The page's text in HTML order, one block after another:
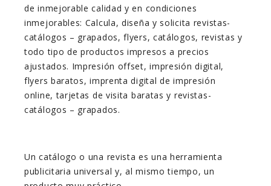
de inmejorable calidad y en condiciones
inmejorables: Calcula, diseña y solicita revistas-
catálogos – grapados, flyers, catálogos, revistas y
todo tipo de productos impresos a precios
ajustados. Impresión offset, impresión digital,
flyers baratos, imprenta digital de impresión
online, tarjetas de visita baratas y revistas-
catálogos – grapados.
Un catálogo o una revista es una herramienta
publicitaria universal y, al mismo tiempo, un